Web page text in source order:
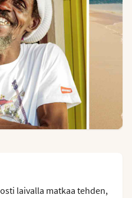
laivalla matkaa tehden,